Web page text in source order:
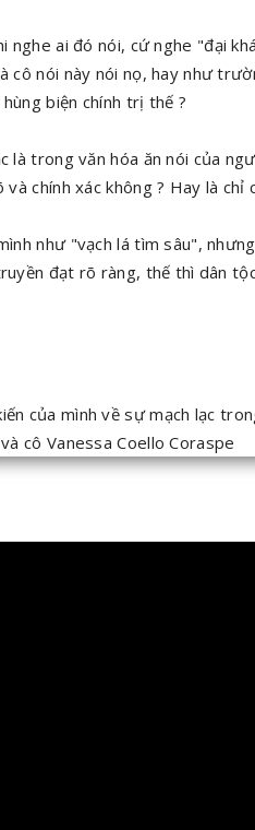
nghe ai đó nói, cứ nghe "đại
cô nói này nói nọ, hay như
biện chính trị thế ?
là trong văn hóa ăn nói của
chính xác không ? Hay là
như "vạch lá tìm sâu",
đạt rõ ràng, thế thì dân